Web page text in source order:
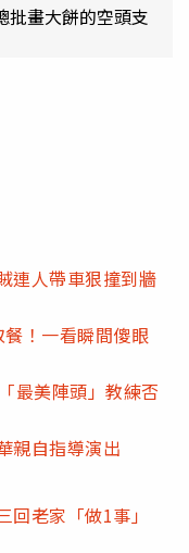
畫大餅的空頭支
連人帶車狠撞到牆
！一看瞬間傻眼
最美陣頭」教練否
親自指導演出
回老家「做1事」